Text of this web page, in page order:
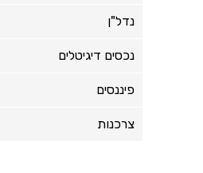
נדל"ן
נכסים דיגיטלים
פיננסים
צרכנות